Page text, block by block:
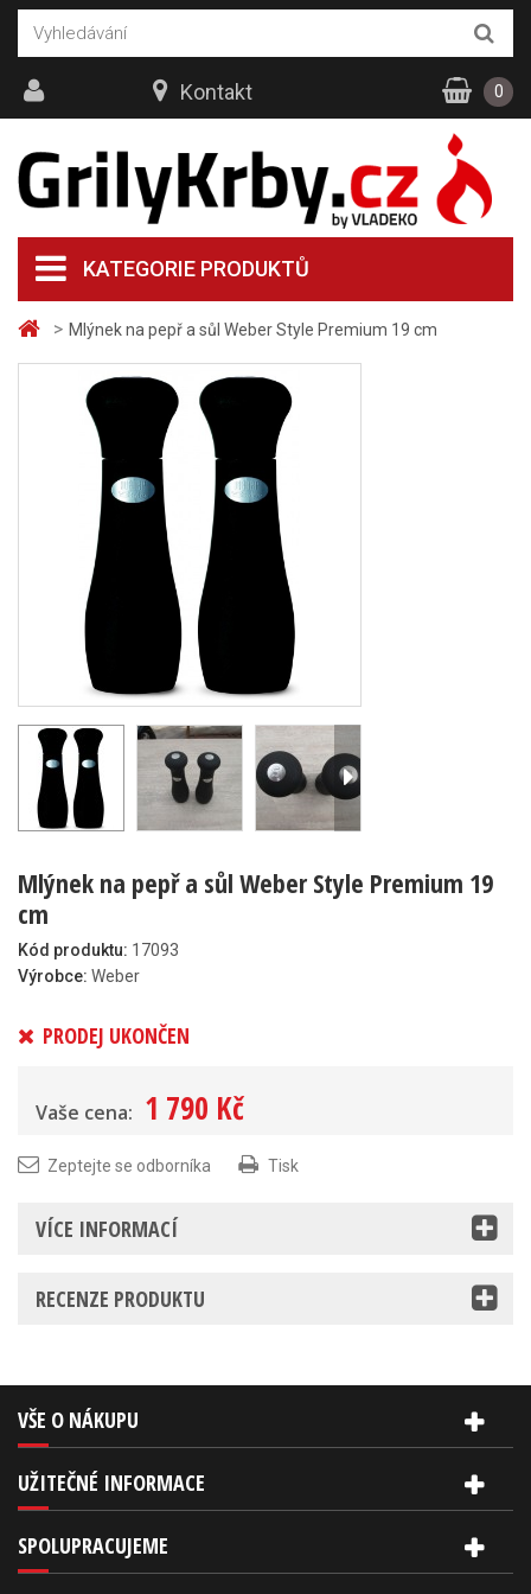
> Mlýnek na pepř a sůl Weber Style Premium 19 cm
Mlýnek na pepř a sůl Weber Style Premium 19
cm
Kód produktu: 17093
Výrobce: Weber
PRODEJ UKONČEN
Vaše cena: 1 790 Kč
Zeptejte se odborníka Tisk
VÍCE INFORMACÍ
RECENZE PRODUKTU
KATEGORIE PRODUKTŮ
Kontakt 0
VŠE O NÁKUPU
UŽITEČNÉ INFORMACE
SPOLUPRACUJEME